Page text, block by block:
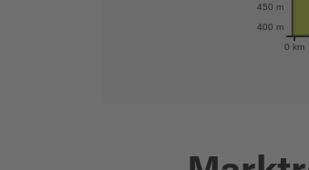
0 km
400 m
450 m